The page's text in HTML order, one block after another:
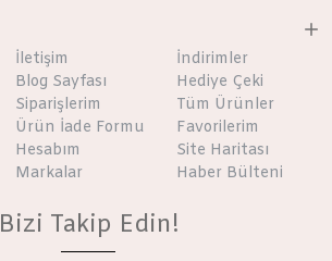
İletişim
Blog Sayfası
Siparişlerim
Ürün İade Formu
Hesabım
Markalar
İndirimler
Hediye Çeki
Tüm Ürünler
Favorilerim
Site Haritası
Haber Bülteni
Bizi Takip Edin!